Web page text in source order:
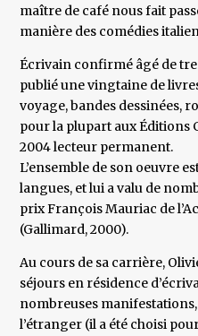
maître de café nous fait
manière des comédies
Écrivain confirmé âgé de
publié une vingtaine de
voyage, bandes dessinées,
pour la plupart aux Éditions
2004 lecteur permanent.
L’ensemble de son oeuvre
langues, et lui a valu de
prix François Mauriac de
(Gallimard, 2000).
Au cours de sa carrière,
séjours en résidence
nombreuses manifestations,
l’étranger (il a été choisi